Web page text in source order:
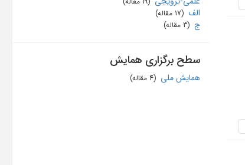
الف ‏ (17 مقاله)
ج ‏ (3 مقاله)
سطح برگزاری همایش
همایش ملی ‏ (4 مقاله)